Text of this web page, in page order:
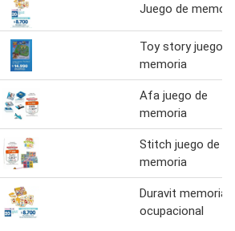
Juego de
Toy story juego
memoria
Afa juego de
memoria
Stitch juego de
memoria
Duravit memoria
ocupacional